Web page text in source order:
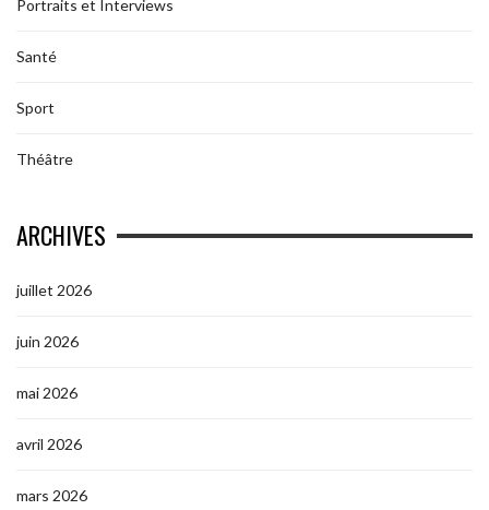
Portraits et Interviews
Santé
Sport
Théâtre
ARCHIVES
juillet 2026
juin 2026
mai 2026
avril 2026
mars 2026